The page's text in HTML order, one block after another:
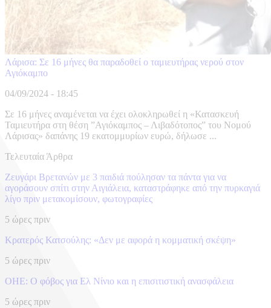
Λάρισα: Σε 16 μήνες θα παραδοθεί ο ταμιευτήρας νερού στον
Αγιόκαμπο
04/09/2024 - 18:45
Σε 16 μήνες αναμένεται να έχει ολοκληρωθεί η «Κατασκευή
Ταμιευτήρα στη θέση ”Αγιόκαμπος – Λιβαδότοπος” του Νομού
Λάρισας» δαπάνης 19 εκατομμυρίων ευρώ, δήλωσε ...
Τελευταία Άρθρα
Ζευγάρι Βρετανών με 3 παιδιά πούλησαν τα πάντα για να
αγοράσουν σπίτι στην Αιγιάλεια, καταστράφηκε από την πυρκαγιά
λίγο πριν μετακομίσουν, φωτογραφίες
5 ώρες πριν
Κρατερός Κατσούλης: «Δεν με αφορά η κομματική σκέψη»
5 ώρες πριν
ΟΗΕ: Ο φόβος για Ελ Νίνιο και η επισιτιστική ανασφάλεια
5 ώρες πριν